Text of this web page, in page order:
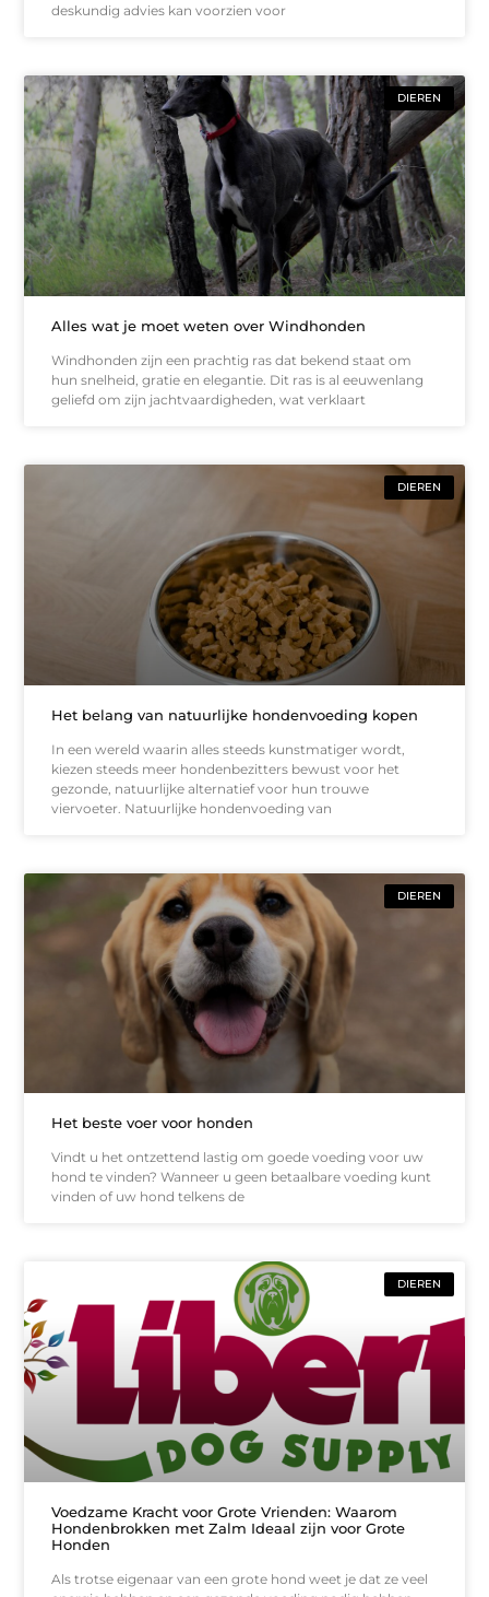
deskundig advies kan voorzien voor
DIEREN
Alles wat je moet weten over Windhonden
Windhonden zijn een prachtig ras dat bekend staat om
hun snelheid, gratie en elegantie. Dit ras is al eeuwenlang
geliefd om zijn jachtvaardigheden, wat verklaart
DIEREN
Het belang van natuurlijke hondenvoeding kopen
In een wereld waarin alles steeds kunstmatiger wordt,
kiezen steeds meer hondenbezitters bewust voor het
gezonde, natuurlijke alternatief voor hun trouwe
viervoeter. Natuurlijke hondenvoeding van
DIEREN
Het beste voer voor honden
Vindt u het ontzettend lastig om goede voeding voor uw
hond te vinden? Wanneer u geen betaalbare voeding kunt
vinden of uw hond telkens de
DIEREN
Voedzame Kracht voor Grote Vrienden: Waarom
Hondenbrokken met Zalm Ideaal zijn voor Grote
Honden
Als trotse eigenaar van een grote hond weet je dat ze veel